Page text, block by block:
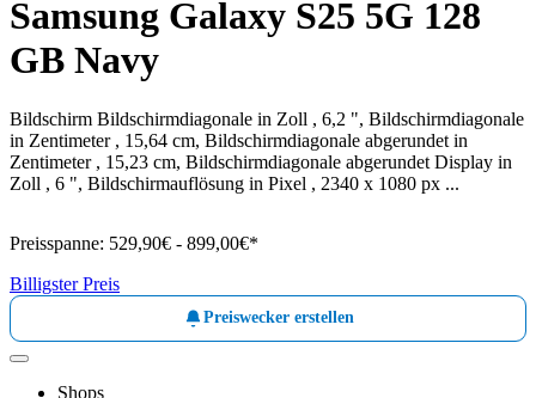
Samsung Galaxy S25 5G 128
GB Navy
Bildschirm Bildschirmdiagonale in Zoll , 6,2 ", Bildschirmdiagonale
in Zentimeter , 15,64 cm, Bildschirmdiagonale abgerundet in
Zentimeter , 15,23 cm, Bildschirmdiagonale abgerundet Display in
Zoll , 6 ", Bildschirmauflösung in Pixel , 2340 x 1080 px ...
Preisspanne: 529,90€ - 899,00€*
Billigster Preis
Preiswecker erstellen
Shops